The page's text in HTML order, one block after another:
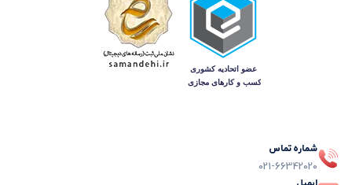
شماره تماس
021-66342020